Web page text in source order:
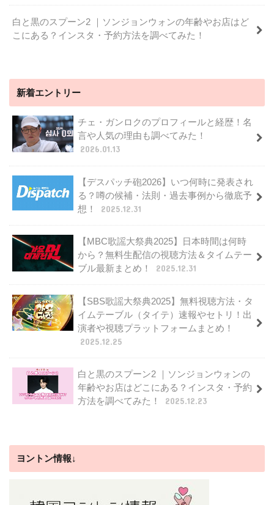
白と黒のスプーン2 ｜ソンジョンウォンの年齢やお店はど
こにある？インスタ・予約方法を調べてみた！
新着エントリー
チェ・ガンロクのプロフィールと経歴！名
言や人気の理由も調べてみた！
2026.01.13
【デスパッチ砲2026】いつ何時に発表され
る？噂の候補・法則・過去事例から徹底予
想！
2025.12.31
【MBC歌謡大祭典2025】日本時間は何時
から？無料生配信の視聴方法＆タイムテー
ブル最新まとめ！
2025.12.31
【SBS歌謡大祭典2025】無料視聴方法・タ
イムテーブル（タイテ）速報やセトリ！出
演者や視聴プラットフォームまとめ！
2025.12.25
白と黒のスプーン2 ｜ソンジョンウォンの
年齢やお店はどこにある？インスタ・予約
方法を調べてみた！
2025.12.23
ヨントン情報↓